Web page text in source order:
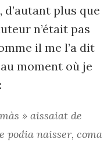
plus que
n’était pas
il me l’a dit
moment où je
» aissaiat de
podia naisser, coma